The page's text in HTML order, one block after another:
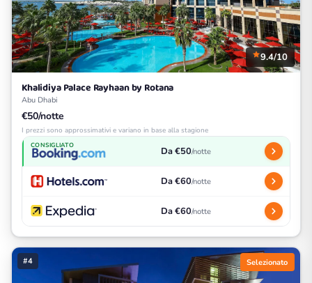
9.4/10
Khalidiya Palace Rayhaan by Rotana
Abu Dhabi
€50/notte
I prezzi sono approssimativi e variano in base alla stagione
CONSIGLIATO Da €50/notte
Da €60/notte
Da €60/notte
#4 Selezionato